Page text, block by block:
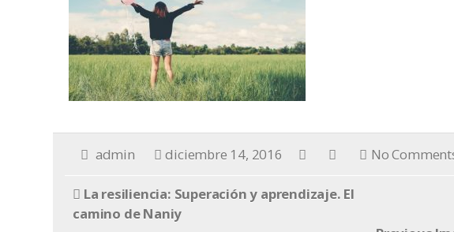
admin diciembre 14, 2016 No
La resiliencia: Superación y aprendizaje. El
camino de Naniy